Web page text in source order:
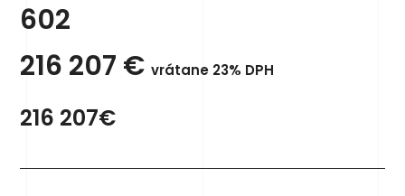
602
216 207 €vrátane 23% DPH
216 207€